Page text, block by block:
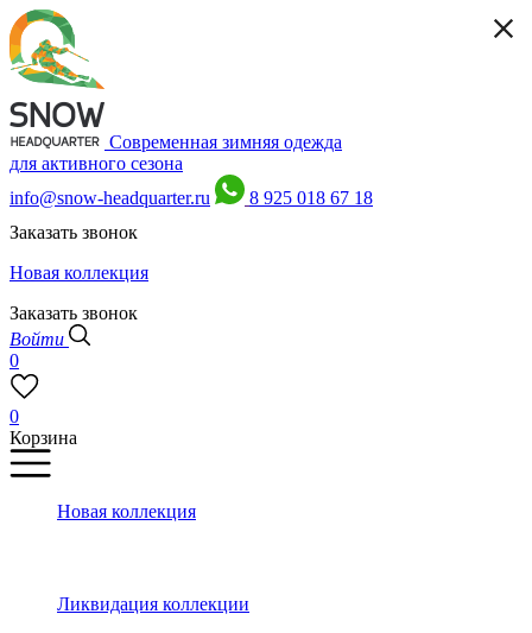
Современная зимняя одежда
для активного сезона
info@snow-headquarter.ru
8 925 018 67 18
Заказать звонок
Новая коллекция
Заказать звонок
Войти
0
0
Корзина
Новая коллекция
Ликвидация коллекции